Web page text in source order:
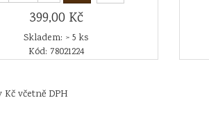
399,00 Kč
Skladem: > 5 ks
Kód: 78021224
Kč včetně DPH